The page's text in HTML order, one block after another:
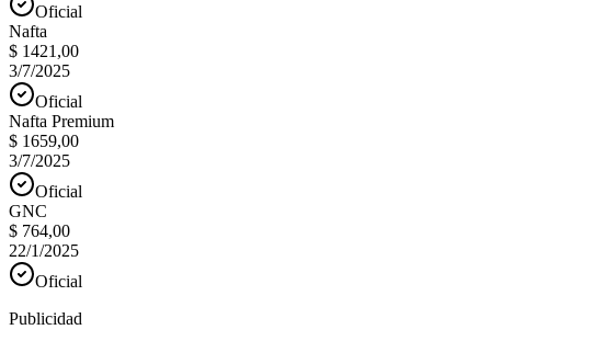
Oficial
Nafta
$ 1421,00
3/7/2025
Oficial
Nafta Premium
$ 1659,00
3/7/2025
Oficial
GNC
$ 764,00
22/1/2025
Oficial
Publicidad